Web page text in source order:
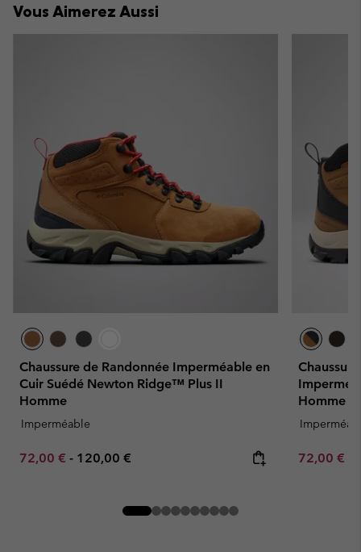
Vous Aimerez Aussi
Chaussure de Randonnée Imperméable en
Cuir Suédé Newton Ridge™ Plus II
Homme
Imperméable
Minimum sale price:
72,00 € - Maximum price:
120,00 €
Homme
Minimum
72,00 €